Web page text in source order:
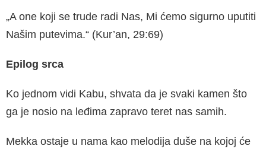
„A one koji se trude radi Nas, Mi ćemo sigurno uputiti
Našim putevima.“ (Kur’an, 29:69)
Epilog srca
Ko jednom vidi Kabu, shvata da je svaki kamen što
ga je nosio na leđima zapravo teret nas samih.
Mekka ostaje u nama kao melodija duše na kojoj će